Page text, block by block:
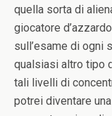
quella sorta di
giocatore
sull’esame di ogni
qualsiasi altro tipo
tali livelli di
potrei diventare